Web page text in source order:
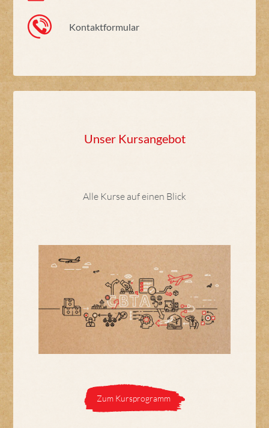
Kontaktformular
Unser Kursangebot
Alle Kurse auf einen Blick
Zum Kursprogramm